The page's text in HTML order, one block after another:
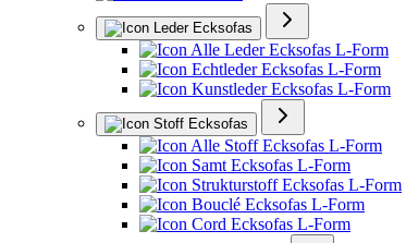
Leder Ecksofas
Alle Leder Ecksofas L-Form
Echtleder Ecksofas L-Form
Kunstleder Ecksofas L-Form
Stoff Ecksofas
Alle Stoff Ecksofas L-Form
Samt Ecksofas L-Form
Strukturstoff Ecksofas L-Form
Bouclé Ecksofas L-Form
Cord Ecksofas L-Form